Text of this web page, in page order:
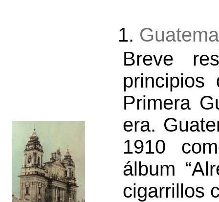
1.
Breve
Primera
era.
1910
álbum
cigarrillos